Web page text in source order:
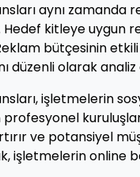
aynı zamanda
Hedef kitleye
bütçesinin
düzenli olarak
işletmelerin
profesyonel
ve potansiyel
işletmelerin online